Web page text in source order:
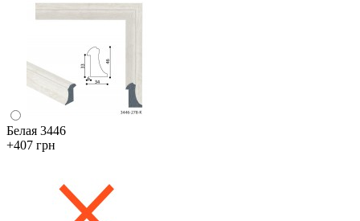
Белая 3446
+407 грн